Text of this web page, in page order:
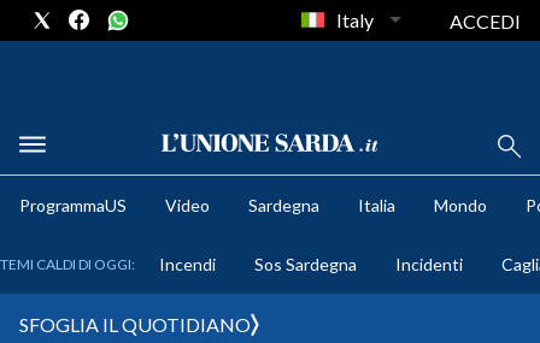
METEO
Italy ACCEDI
ProgrammaUS Video Sardegna Italia Mondo
TEMI CALDI DI OGGI: Incendi Sos Sardegna Incidenti
SFOGLIA IL QUOTIDIANO